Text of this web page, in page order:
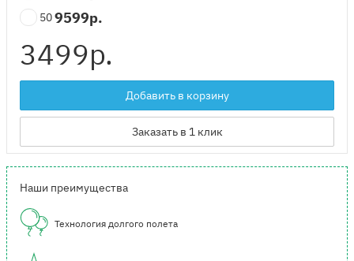
509599р.
3499р.
Добавить в корзину
Заказать в 1 клик
Наши преимущества
Технология долгого полета